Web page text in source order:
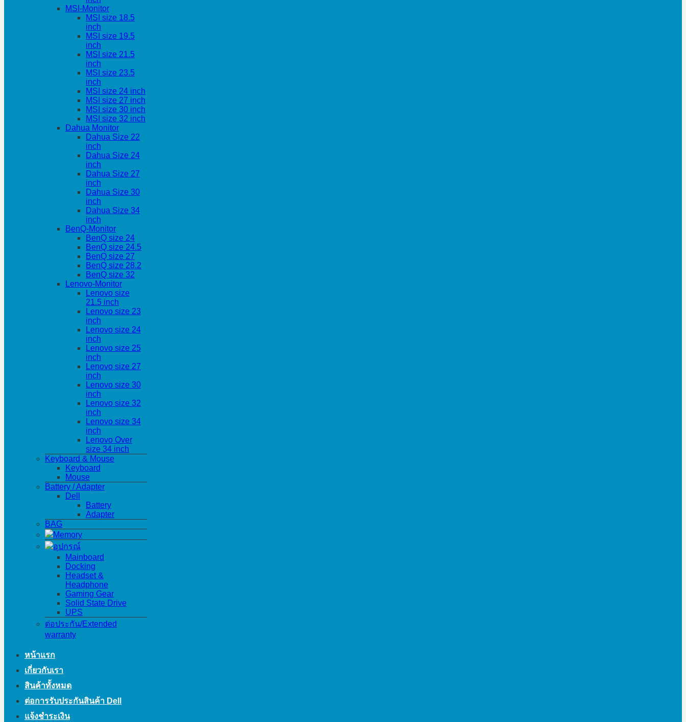
MSI-Monitor
MSI size 18.5
inch
MSI size 19.5
inch
MSI size 21.5
inch
MSI size 23.5
inch
MSI size 24 inch
MSI size 27 inch
MSI size 30 inch
MSI size 32 inch
Dahua Monitor
Dahua Size 22
inch
Dahua Size 24
inch
Dahua Size 27
inch
Dahua Size 30
inch
Dahua Size 34
inch
BenQ-Monitor
BenQ size 24
BenQ size 24.5
BenQ size 27
BenQ size 28.2
BenQ size 32
Lenovo-Monitor
Lenovo size
21.5 inch
Lenovo size 23
inch
Lenovo size 24
inch
Lenovo size 25
inch
Lenovo size 27
inch
Lenovo size 30
inch
Lenovo size 32
inch
Lenovo size 34
inch
Lenovo Over
size 34 inch
Keyboard & Mouse
Keyboard
Mouse
Battery / Adapter
Dell
Battery
Adapter
BAG
Memory
อุปกรณ์
Mainboard
Docking
Headset &
Headphone
Gaming Gear
Solid State Drive
UPS
ต่อประกัน/Extended
warranty
หน้าแรก
เกี่ยวกับเรา
สินค้าทั้งหมด
ต่อการรับประกันสินค้า Dell
แจ้งชำระเงิน